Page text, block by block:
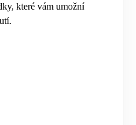
které vám umožní